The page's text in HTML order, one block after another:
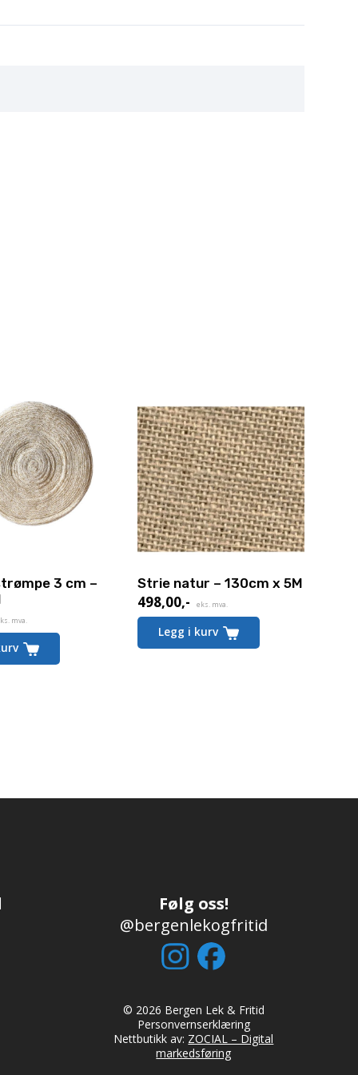
3 cm –
mva.
Strie natur – 130cm x 5M
498,00,- eks. mva.
Legg i kurv
Følg oss!
@bergenlekogfritid
© 2026 Bergen Lek & Fritid
Personvernserklæring
Nettbutikk av: ZOCIAL – Digital
markedsføring